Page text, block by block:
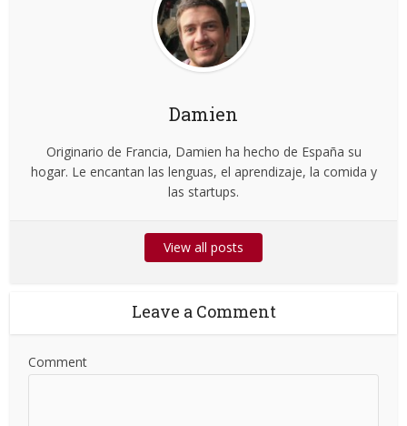
Damien
Originario de Francia, Damien ha hecho de España su
hogar. Le encantan las lenguas, el aprendizaje, la comida y
las startups.
View all posts
Leave a Comment
Comment